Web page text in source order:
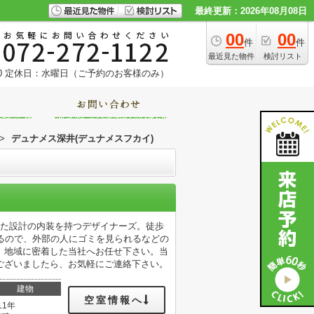
最終更新：2026年08月08日
00件
最近見た物件
00件
検討リスト
定休日：水曜日（ご予約のお客様のみ）
> デュナメス深井(デュナメスフカイ)
設計の内装を持つデザイナーズ。徒歩
で、外部の人にゴミを見られるなどの
域に密着した当社へお任せ下さい。当
いましたら、お気軽にご連絡下さい。
建物
年
空室情報へ